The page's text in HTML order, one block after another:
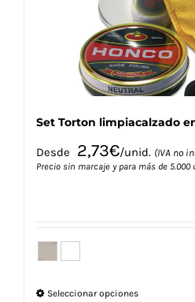
en
la
página
de
producto
Set Torton limpiacalzado
Desde 2,73€/unid. (IVA no
Precio sin marcaje y para más de 5.000
Seleccionar opcionesEste